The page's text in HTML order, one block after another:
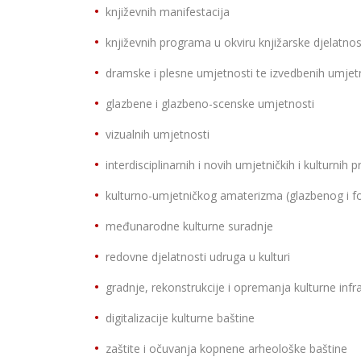
književnih manifestacija
književnih programa u okviru knjižarske
dramske i plesne umjetnosti te izvedbenih
glazbene i glazbeno-scenske umjetnosti
vizualnih umjetnosti
interdisciplinarnih i novih umjetničkih i kulturnih
kulturno-umjetničkog amaterizma (glazbenog i
međunarodne kulturne suradnje
redovne djelatnosti udruga u kulturi
gradnje, rekonstrukcije i opremanja kulturne
digitalizacije kulturne baštine
zaštite i očuvanja kopnene arheološke baštine